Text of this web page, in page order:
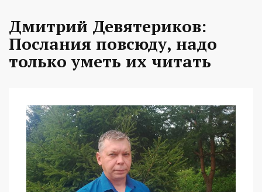
Дмитрий Девятериков:
Послания повсюду, надо
только уметь их читать